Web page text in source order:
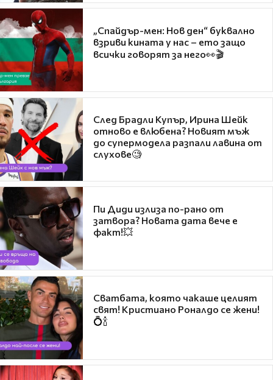
„Спайдър-мен: Нов ден“ буквално
взриви кината у нас – ето защо
всички говорят за него👀🎬
След Брадли Купър, Ирина Шейк
отново е влюбена? Новият мъж
до супермодела разпали лавина от
слухове🧐
Пи Диди излиза по-рано от
затвора? Новата дата вече е
факт!💥
Сватбата, която чакаше целият
свят! Кристиано Роналдо се жени!
💍🍾